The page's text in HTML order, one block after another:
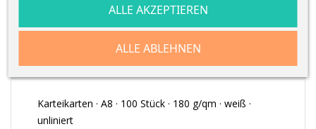
BESCHREIBUNG
ARTIKELDETAILS
Karteikarten · A8 · 100 Stück · 180 g/qm · weiß ·
unliniert
ALLE ABLEHNEN
ALLE AKZEPTIEREN